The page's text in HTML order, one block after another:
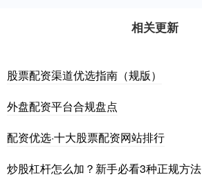
相关更新
股票配资渠道优选指南（规版）
外盘配资平台合规盘点
配资优选·十大股票配资网站排行
炒股杠杆怎么加？新手必看3种正规方法